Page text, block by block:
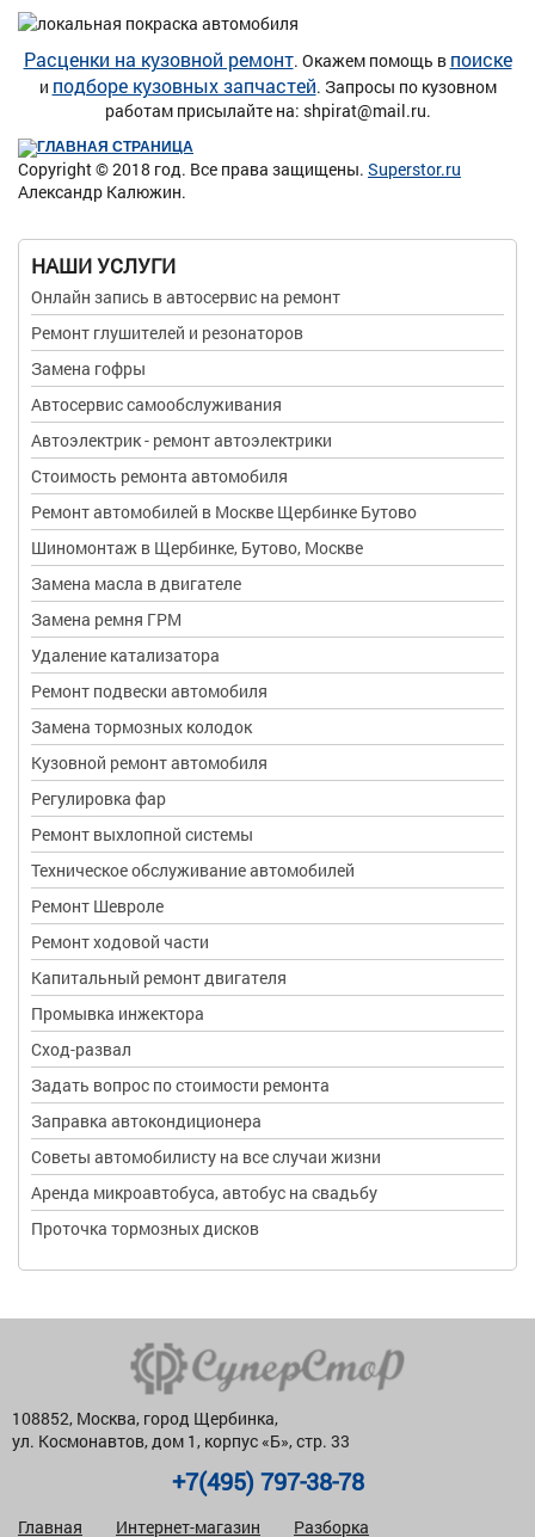
Расценки на кузовной ремонт. Окажем помощь в поиске
и подборе кузовных запчастей. Запросы по кузовном
работам присылайте на: shpirat@mail.ru.
ГЛАВНАЯ СТРАНИЦА
Copyright © 2018 год. Все права защищены. Superstor.ru
Александр Калюжин.
НАШИ УСЛУГИ
Онлайн запись в автосервис на ремонт
Ремонт глушителей и резонаторов
Замена гофры
Автосервис самообслуживания
Автоэлектрик - ремонт автоэлектрики
Стоимость ремонта автомобиля
Ремонт автомобилей в Москве Щербинке Бутово
Шиномонтаж в Щербинке, Бутово, Москве
Замена масла в двигателе
Замена ремня ГРМ
Удаление катализатора
Ремонт подвески автомобиля
Замена тормозных колодок
Кузовной ремонт автомобиля
Регулировка фар
Ремонт выхлопной системы
Техническое обслуживание автомобилей
Ремонт Шевроле
Ремонт ходовой части
Капитальный ремонт двигателя
Промывка инжектора
Сход-развал
Задать вопрос по стоимости ремонта
Заправка автокондиционера
Советы автомобилисту на все случаи жизни
Аренда микроавтобуса, автобус на свадьбу
Проточка тормозных дисков
108852, Москва, город Щербинка,
ул. Космонавтов, дом 1, корпус «Б», стр. 33
+7(495) 797-38-78
Главная Интернет-магазин Разборка